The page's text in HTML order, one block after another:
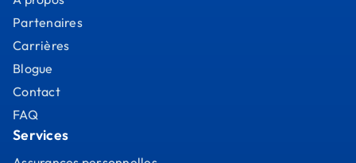
Partenaires
Carrières
Blogue
Contact
FAQ
Services